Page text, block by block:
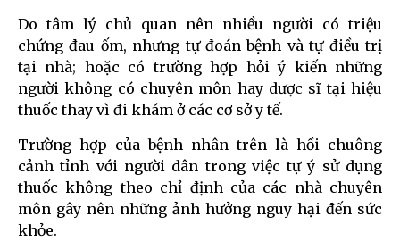
Do tâm lý chủ quan nên nhiều người có triệu
chứng đau ốm, nhưng tự đoán bệnh và tự điều trị
tại nhà; hoặc có trường hợp hỏi ý kiến những
người không có chuyên môn hay dược sĩ tại hiệu
thuốc thay vì đi khám ở các cơ sở y tế.
Trường hợp của bệnh nhân trên là hồi chuông
cảnh tỉnh với người dân trong việc tự ý sử dụng
thuốc không theo chỉ định của các nhà chuyên
môn gây nên những ảnh hưởng nguy hại đến sức
khỏe.